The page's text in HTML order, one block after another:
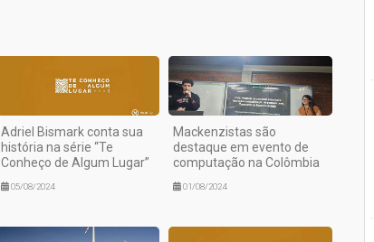
Adriel Bismark conta sua
história na série “Te
Conheço de Algum Lugar”
05/08/2024
Mackenzistas são
destaque em evento de
computação na Colômbia
01/08/2024